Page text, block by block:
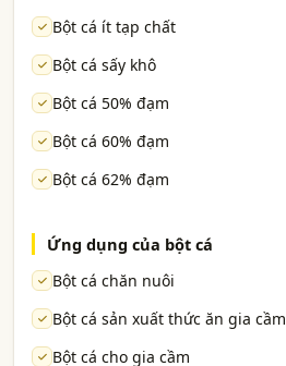
Bột cá ít tạp chất
Bột cá sấy khô
Bột cá 50% đạm
Bột cá 60% đạm
Bột cá 62% đạm
Ứng dụng của bột cá
Bột cá chăn nuôi
Bột cá sản xuất thức ăn gia cầm
Bột cá cho gia cầm